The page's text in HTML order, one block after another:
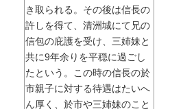
き取られる。その後は信長の
許しを得て、清洲城にて兄の
信包の庇護を受け、三姉妹と
共に9年余りを平穏に過ごし
たという。この時の信長の於
市親子に対する待遇はたいへ
ん厚く、於市や三姉妹のこと